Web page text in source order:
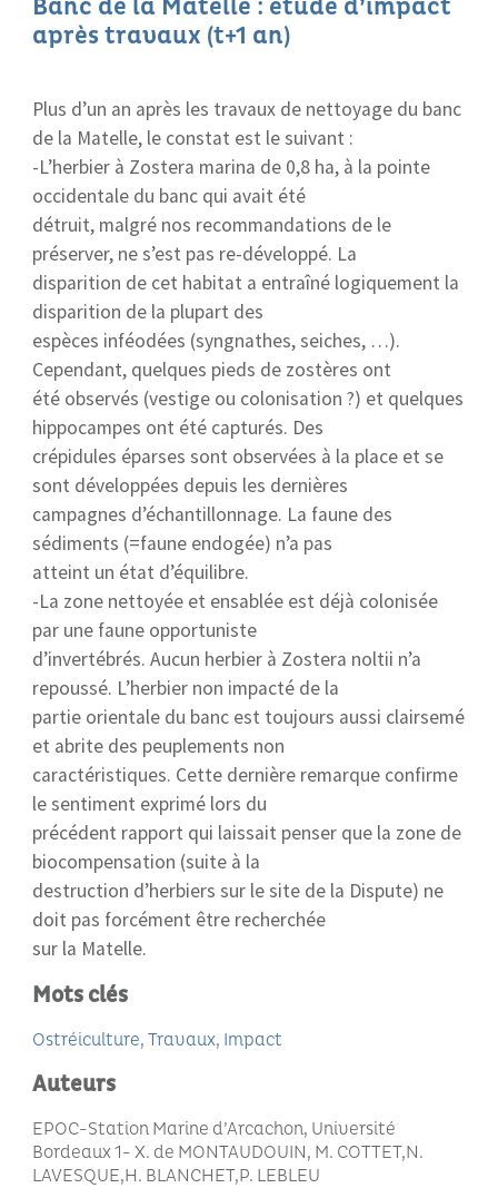
Banc de la Matelle : étude d’impact
après travaux (t+1 an)
Plus d’un an après les travaux de nettoyage du banc
de la Matelle, le constat est le suivant :
-L’herbier à Zostera marina de 0,8 ha, à la pointe
occidentale du banc qui avait été
détruit, malgré nos recommandations de le
préserver, ne s’est pas re-développé. La
disparition de cet habitat a entraîné logiquement la
disparition de la plupart des
espèces inféodées (syngnathes, seiches, …).
Cependant, quelques pieds de zostères ont
été observés (vestige ou colonisation ?) et quelques
hippocampes ont été capturés. Des
crépidules éparses sont observées à la place et se
sont développées depuis les dernières
campagnes d’échantillonnage. La faune des
sédiments (=faune endogée) n’a pas
atteint un état d’équilibre.
-La zone nettoyée et ensablée est déjà colonisée
par une faune opportuniste
d’invertébrés. Aucun herbier à Zostera noltii n’a
repoussé. L’herbier non impacté de la
partie orientale du banc est toujours aussi clairsemé
et abrite des peuplements non
caractéristiques. Cette dernière remarque confirme
le sentiment exprimé lors du
précédent rapport qui laissait penser que la zone de
biocompensation (suite à la
destruction d’herbiers sur le site de la Dispute) ne
doit pas forcément être recherchée
sur la Matelle.
Mots clés
Ostréiculture Travaux Impact
Auteurs
EPOC-Station Marine d’Arcachon, Université
Bordeaux 1- X. de MONTAUDOUIN, M. COTTET,N.
LAVESQUE,H. BLANCHET,P. LEBLEU